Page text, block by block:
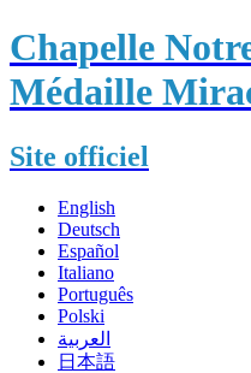
Chapelle
Médaille
Site officiel
English
Deutsch
Español
Italiano
Português
Polski
العربية
日本語